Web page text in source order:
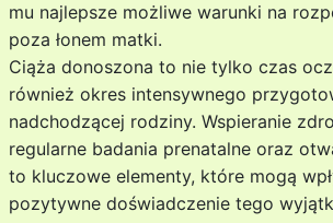
mu najlepsze możliwe warunki na
poza łonem matki.
Ciąża donoszona to nie tylko czas
również okres intensywnego
nadchodzącej rodziny. Wspieranie
regularne badania prenatalne oraz
to kluczowe elementy, które mogą
pozytywne doświadczenie tego